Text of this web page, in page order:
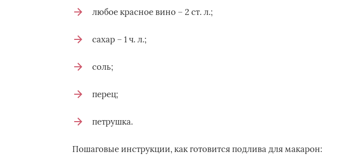
любое красное вино – 2 ст. л.;
сахар – 1 ч. л.;
соль;
перец;
петрушка.
Пошаговые инструкции, как готовится подлива для макарон: